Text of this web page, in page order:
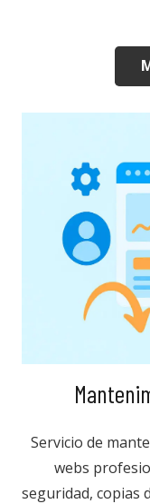
Servicio de
webs
seguridad, copias